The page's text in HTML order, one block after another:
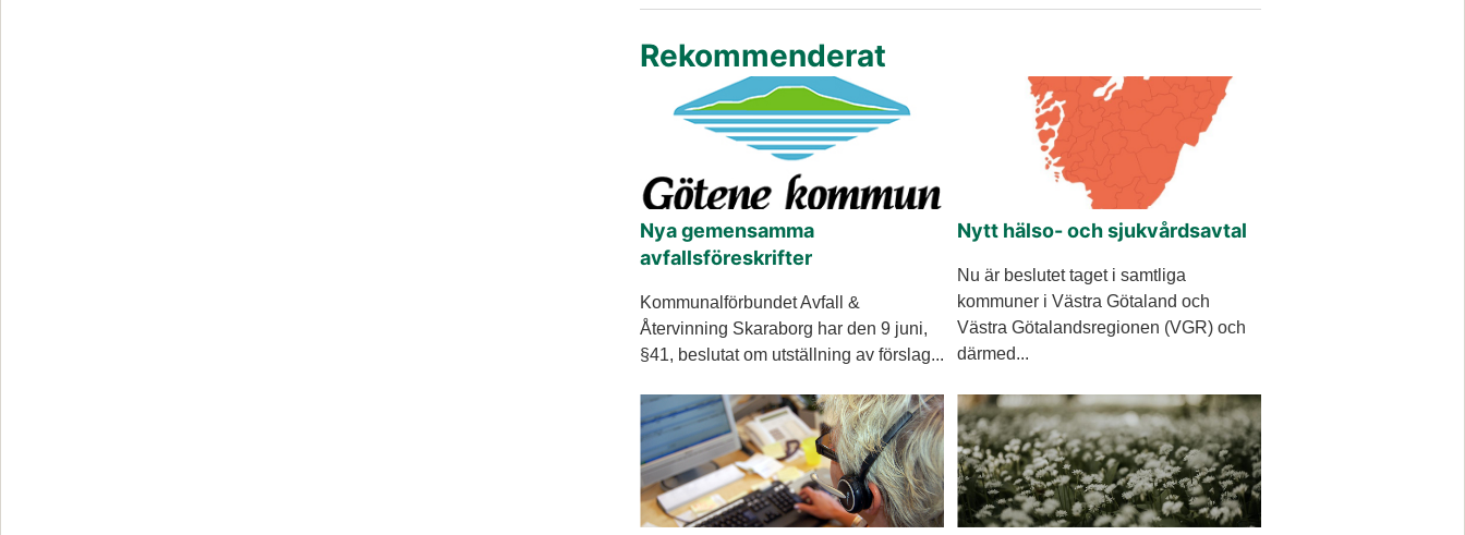
Rekommenderat
Nya gemensamma
avfallsföreskrifter
Kommunalförbundet Avfall &
Återvinning Skaraborg har den 9 juni,
§41, beslutat om utställning av förslag...
Nytt hälso- och sjukvårdsavtal
Nu är beslutet taget i samtliga
kommuner i Västra Götaland och
Västra Götalandsregionen (VGR) och
därmed...